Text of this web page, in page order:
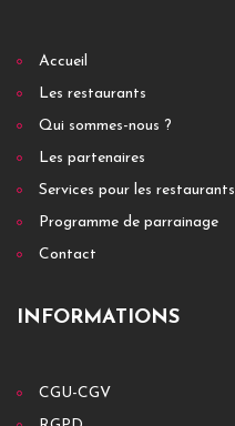
Accueil
Les restaurants
Qui sommes-nous ?
Les partenaires
Services pour les restaurants
Programme de parrainage
Contact
INFORMATIONS
CGU-CGV